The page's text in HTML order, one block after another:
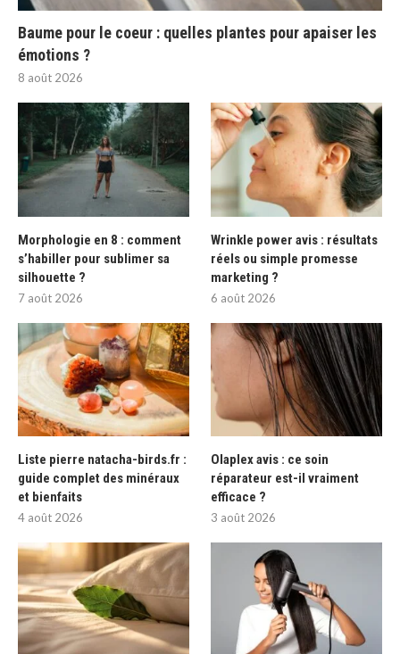
Baume pour le coeur : quelles plantes pour apaiser les
émotions ?
8 août 2026
Morphologie en 8 : comment
s’habiller pour sublimer sa
silhouette ?
7 août 2026
Wrinkle power avis : résultats
réels ou simple promesse
marketing ?
6 août 2026
Liste pierre natacha-birds.fr :
guide complet des minéraux
et bienfaits
4 août 2026
Olaplex avis : ce soin
réparateur est-il vraiment
efficace ?
3 août 2026